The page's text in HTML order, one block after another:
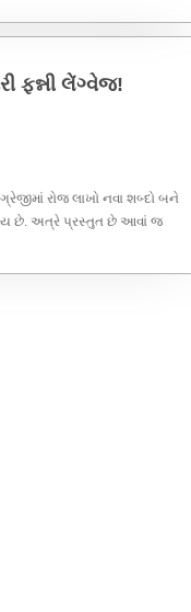
ફન્ની લેંગ્વેજ!
રોજ લાખો નવા શબ્દો બને
છે. અત્રે પ્રસ્તુત છે આવાં જ